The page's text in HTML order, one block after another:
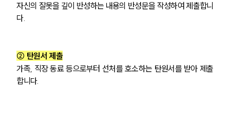
자신의 잘못을 깊이 반성하는 내용의 반성문을 작성하여 제출합니
다.
② 탄원서 제출
가족, 직장 동료 등으로부터 선처를 호소하는 탄원서를 받아 제출
합니다.